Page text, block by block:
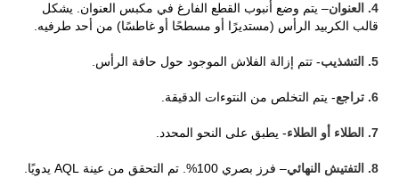
4. العنوان
– يتم وضع أنبوب القطع الفارغ في مكبس العنوان. يشكل
قالب الكربيد الرأس (مستديرًا أو مسطحًا أو غاطسًا) من أحد طرفيه.
5. التشذيب - تتم إزالة الفلاش الموجود حول حافة الرأس.
6. تراجع - يتم التخلص من النتوءات الدقيقة.
7. الطلاء أو الطلاء - يطبق على النحو المحدد.
8. التفتيش النهائي
– فرز بصري 100%. تم التحقق من عينة AQL يدويًا.